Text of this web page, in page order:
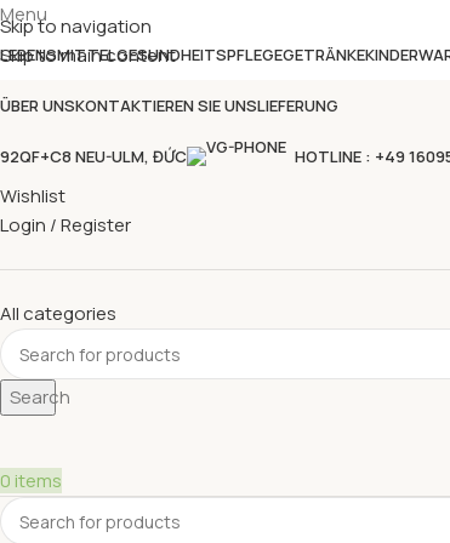
Skip to navigation
Skip to main content
Menu
LEBENSMITTELGESUNDHEITSPFLEGEGETRÄNKE
ÜBER UNSKONTAKTIEREN SIE UNSLIEFERUNG
92QF+C8 NEU-ULM, ĐỨC HOTLINE : +49
Wishlist
Login / Register
All categories
Search
0 items